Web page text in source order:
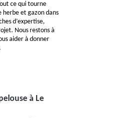
ce qui tourne
herbe et gazon dans
d’expertise,
Nous restons à
aider à donner
à Le